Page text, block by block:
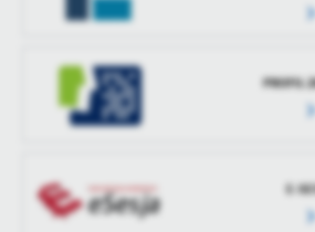
treści w postaci wiadomości, ofert,
PROFIL
E-